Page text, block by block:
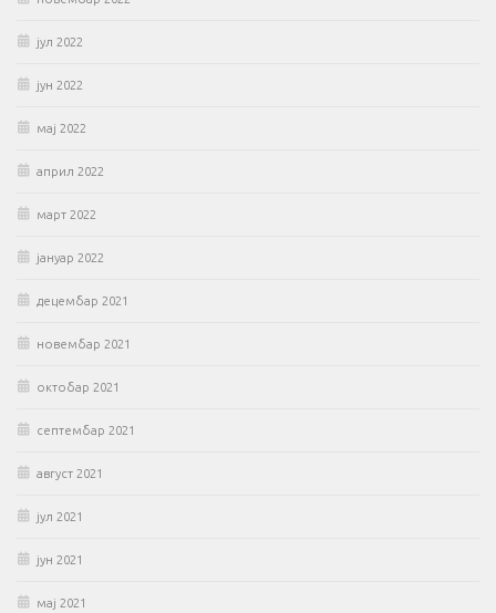
јул 2022
јун 2022
мај 2022
април 2022
март 2022
јануар 2022
децембар 2021
новембар 2021
октобар 2021
септембар 2021
август 2021
јул 2021
јун 2021
мај 2021